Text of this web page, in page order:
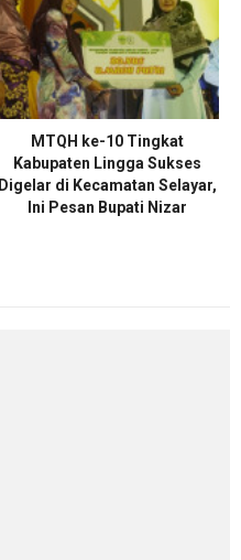
MTQH ke-10 Tingkat
Kabupaten Lingga Sukses
Digelar di Kecamatan Selayar,
Ini Pesan Bupati Nizar